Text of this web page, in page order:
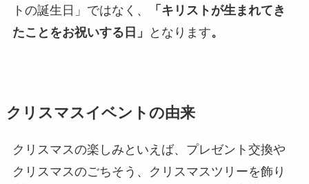
トの誕生日」ではなく、
「キリストが生まれてき
たことをお祝いする日」
となります。
クリスマスイベントの由来
クリスマスの楽しみといえば、プレゼント交換や
クリスマスのごちそう、クリスマスツリーを飾り